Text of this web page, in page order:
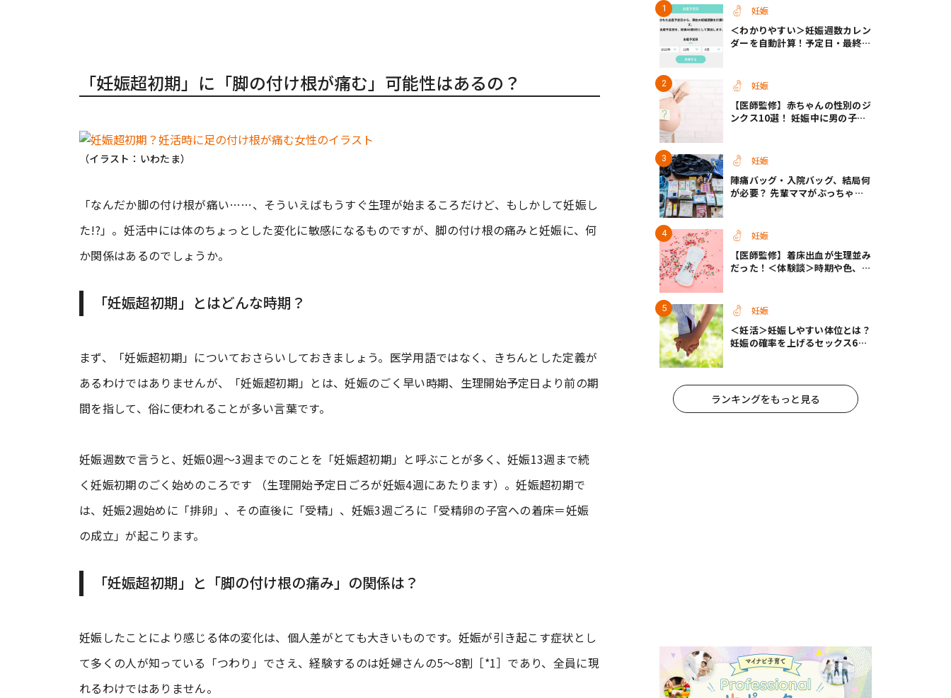
「妊娠超初期」に「脚の付け根が痛む」可能性はあるの？
（イラスト：いわたま）
「なんだか脚の付け根が痛い……、そういえばもうすぐ生理が始まるころだけど、もしかして妊娠し
た!?」。妊活中には体のちょっとした変化に敏感になるものですが、脚の付け根の痛みと妊娠に、何
か関係はあるのでしょうか。
「妊娠超初期」とはどんな時期？
まず、「妊娠超初期」についておさらいしておきましょう。医学用語ではなく、きちんとした定義が
あるわけではありませんが、「妊娠超初期」とは、妊娠のごく早い時期、生理開始予定日より前の期
間を指して、俗に使われることが多い言葉です。
妊娠週数で言うと、妊娠0週～3週までのことを「妊娠超初期」と呼ぶことが多く、妊娠13週まで続
く妊娠初期のごく始めのころです （生理開始予定日ごろが妊娠4週にあたります）。妊娠超初期で
は、妊娠2週始めに「排卵」、その直後に「受精」、妊娠3週ごろに「受精卵の子宮への着床＝妊娠
の成立」が起こります。
「妊娠超初期」と「脚の付け根の痛み」の関係は？
妊娠したことにより感じる体の変化は、個人差がとても大きいものです。妊娠が引き起こす症状とし
て多くの人が知っている「つわり」でさえ、経験するのは妊婦さんの5～8割［*1］であり、全員に現
れるわけではありません。
妊娠
＜わかりやすい＞妊娠週数カレン
ダーを自動計算！予定日・最終生
妊娠
【医師監修】赤ちゃんの性別のジ
ンクス10選！ 妊娠中に男の子・
妊娠
陣痛バッグ・入院バッグ、結局何
が必要？ 先輩ママがぶっちゃけ
妊娠
【医師監修】着床出血が生理並み
だった！＜体験談＞時期や色、そ
妊娠
＜妊活＞妊娠しやすい体位とは？
妊娠の確率を上げるセックス6つ
ランキングをもっと見る